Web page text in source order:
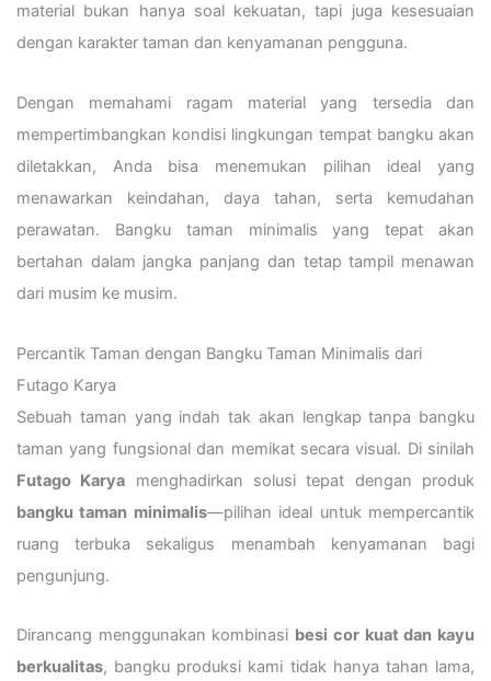
material bukan hanya soal kekuatan, tapi juga kesesuaian
dengan karakter taman dan kenyamanan pengguna.
Dengan memahami ragam material yang tersedia dan
mempertimbangkan kondisi lingkungan tempat bangku akan
diletakkan, Anda bisa menemukan pilihan ideal yang
menawarkan keindahan, daya tahan, serta kemudahan
perawatan. Bangku taman minimalis yang tepat akan
bertahan dalam jangka panjang dan tetap tampil menawan
dari musim ke musim.
Percantik Taman dengan Bangku Taman Minimalis dari
Futago Karya
Sebuah taman yang indah tak akan lengkap tanpa bangku
taman yang fungsional dan memikat secara visual. Di sinilah
Futago Karya menghadirkan solusi tepat dengan produk
bangku taman minimalis—pilihan ideal untuk mempercantik
ruang terbuka sekaligus menambah kenyamanan bagi
pengunjung.
Dirancang menggunakan kombinasi besi cor kuat dan kayu
berkualitas, bangku produksi kami tidak hanya tahan lama,